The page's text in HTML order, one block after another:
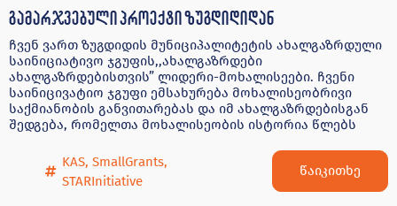
გამარჯვებული პროექტი ზუგდიდიდან
ჩვენ ვართ ზუგდიდის მუნიციპალიტეტის ახალგაზრდული
საინიციატივო ჯგუფის,,ახალგაზრდები
ახალგაზრდებისთვის” ლიდერი-მოხალისეები. ჩვენი
საინიცივატიო ჯგუფი ემსახურება მოხალისეობრივი
საქმიანობის განვითარებას და იმ ახალგაზრდებისგან
შედგება, რომელთა მოხალისეობის ისტორია წლებს
KAS, SmallGrants,
STARInitiative
წაიკითხე